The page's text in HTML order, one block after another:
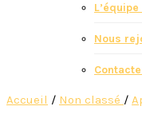
Nous
Accueil / Non classé /